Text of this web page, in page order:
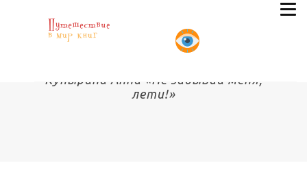
Купырина Анна «Не забывай меня,
лети!»